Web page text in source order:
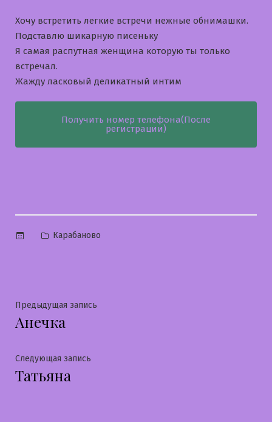
Хочу встретить легкие встречи нежные обнимашки.
Подставлю шикарную писеньку
Я самая распутная женщина которую ты только
встречал.
Жажду ласковый деликатный интим
Получить номер телефона(После
регистрации)
Опубликовано
Карабаново
Навигация
по
записям
Предыдущая запись
Анечка
Следующая запись
Татьяна